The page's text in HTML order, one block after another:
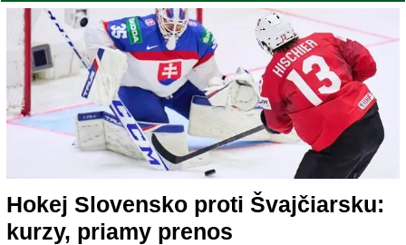
Hokej Slovensko proti Švajčiarsku:
kurzy, priamy prenos